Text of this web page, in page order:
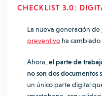
CHECKLIST 3.0:
La nueva generación de
preventivo ha
Ahora, el parte de
no son dos documentos
un único parte digital